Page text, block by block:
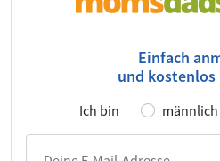
Einfach
und kostenlos
Ich bin männlich